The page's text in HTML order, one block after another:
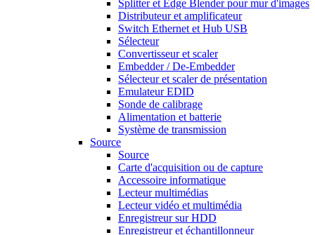
Splitter et Edge Blender pour mur d'images
Distributeur et amplificateur
Switch Ethernet et Hub USB
Sélecteur
Convertisseur et scaler
Embedder / De-Embedder
Sélecteur et scaler de présentation
Emulateur EDID
Sonde de calibrage
Alimentation et batterie
Système de transmission
Source
Source
Carte d'acquisition ou de capture
Accessoire informatique
Lecteur multimédias
Lecteur vidéo et multimédia
Enregistreur sur HDD
Enregistreur et échantillonneur